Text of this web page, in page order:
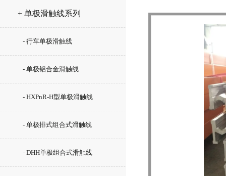
+ 单极滑触线系列
- 行车单极滑触线
- 单极铝合金滑触线
- HXPnR-H型单极滑触线
- 单极排式组合式滑触线
- DHH单极组合式滑触线